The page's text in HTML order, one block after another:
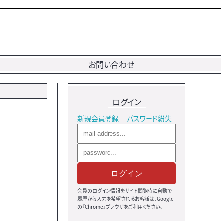
お問い合わせ
ログイン
新規会員登録 パスワード紛失
ログイン
会員のログイン情報をサイト閲覧時に自動で
履歴から入力を希望されるお客様は、Google
の『Chrome』ブラウザをご利用ください。